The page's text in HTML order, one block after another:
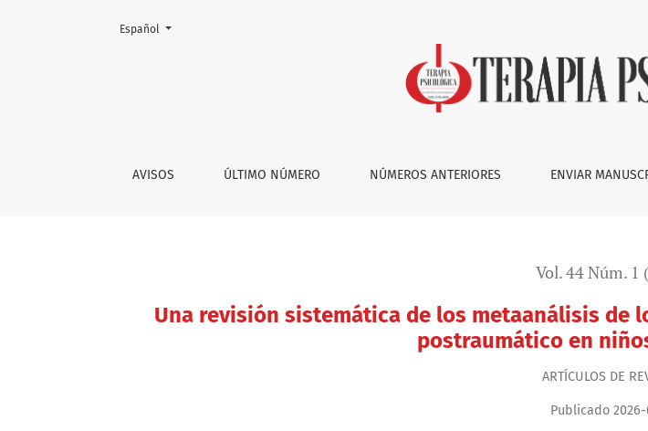
Una revisión sistemática de los metaanálisis de los tratamientos para el
AVISOS ÚLTIMO NÚMERO NÚMEROS ANTERIORES ENVIAR
Cambiar el idioma. El actual es:
Español
Vol. 44 Núm. 1
Una revisión sistemática de los metaanálisis
postraumático en
ARTÍCULOS DE
Publicado 2026-